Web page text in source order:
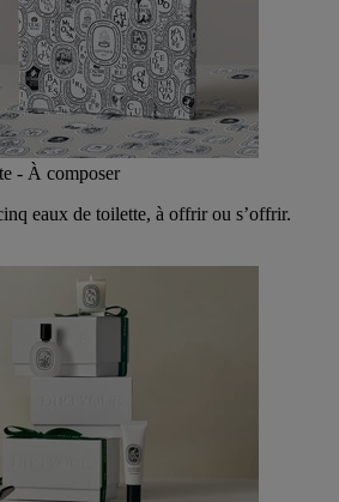
- À composer
eaux de toilette, à offrir ou s’offrir.